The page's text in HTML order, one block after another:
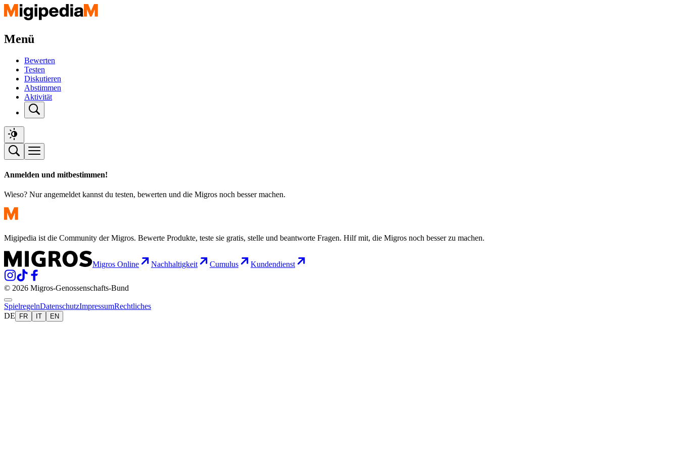
Menü
Bewerten
Testen
Diskutieren
Abstimmen
Aktivität
Anmelden und mitbestimmen!
Wieso? Nur angemeldet kannst du testen, bewerten und die Migros noch besser machen.
Migipedia ist die Community der Migros. Bewerte Produkte, teste sie gratis, stelle und beantworte Fragen. Hilf mit, die Migros noch besser zu machen.
Migros Online Nachhaltigkeit Cumulus Kundendienst
© 2026 Migros-Genossenschafts-Bund
SpielregelnDatenschutzImpressumRechtliches
DE
FR IT EN